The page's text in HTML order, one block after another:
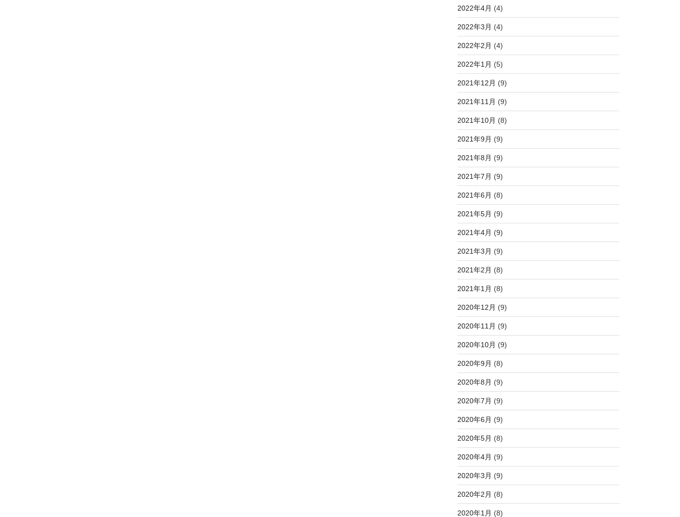
2022年4月 (4)
2022年3月 (4)
2022年2月 (4)
2022年1月 (5)
2021年12月 (9)
2021年11月 (9)
2021年10月 (8)
2021年9月 (9)
2021年8月 (9)
2021年7月 (9)
2021年6月 (8)
2021年5月 (9)
2021年4月 (9)
2021年3月 (9)
2021年2月 (8)
2021年1月 (8)
2020年12月 (9)
2020年11月 (9)
2020年10月 (9)
2020年9月 (8)
2020年8月 (9)
2020年7月 (9)
2020年6月 (9)
2020年5月 (8)
2020年4月 (9)
2020年3月 (9)
2020年2月 (8)
2020年1月 (8)